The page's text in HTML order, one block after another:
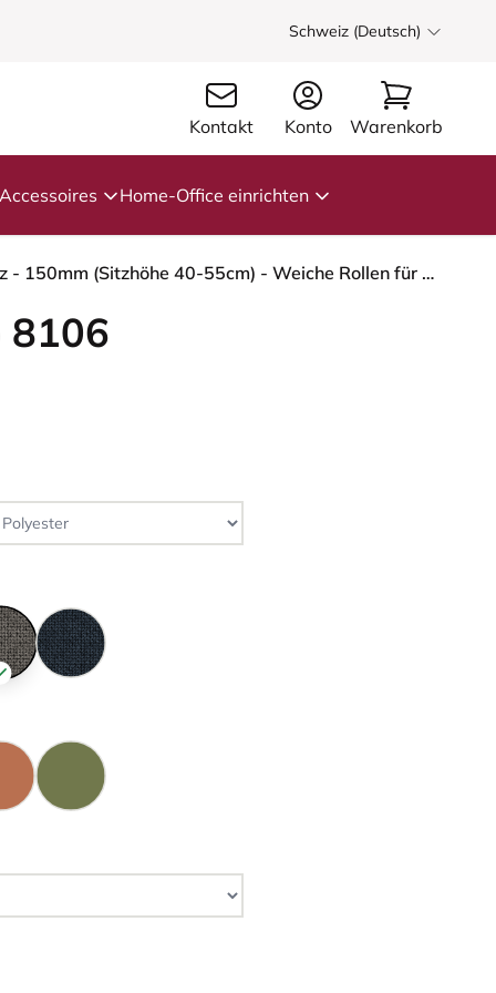
Schweiz (Deutsch)
Kontakt Konto Warenkorb
Accessoires Home-Office einrichten
HÅG Capisco 8106 - Cura Loop (Gabriel) - Recyceltes Polyester - CLP61168 Beige-grey - Schwarz - 150mm (Sitzhöhe 40-55cm) - Weiche Rollen für harte Böden
8106